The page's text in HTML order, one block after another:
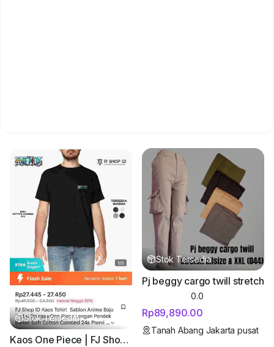
Stok Tersedia
Kaos One Piece | FJ Shop ID
Stok Tersedia
Pj beggy cargo twill stretch
0.0
Rp89,890.00
Tanah Abang Jakarta pusat